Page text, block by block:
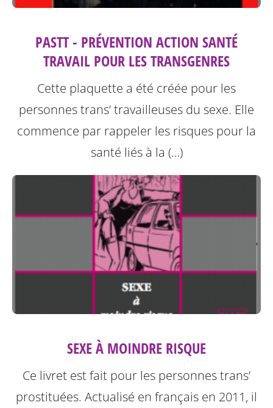
PASTT - PRÉVENTION ACTION SANTÉ
TRAVAIL POUR LES TRANSGENRES
Cette plaquette a été créée pour les
personnes trans’ travailleuses du sexe. Elle
commence par rappeler les risques pour la
santé liés à la (…)
SEXE À MOINDRE RISQUE
Ce livret est fait pour les personnes trans’
prostituées. Actualisé en français en 2011, il